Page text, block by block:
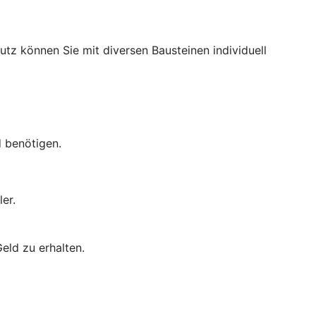
können Sie mit diversen Bausteinen individuell
benötigen.
zu erhalten.